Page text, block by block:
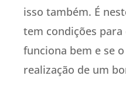
isso também. É
tem condições
funciona bem e se
realização de um